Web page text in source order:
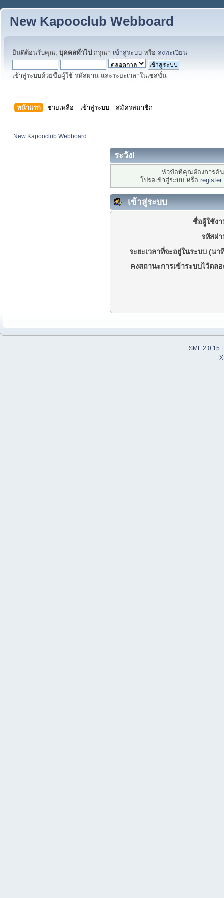
New Kapooclub Webboard
ยินดีต้อนรับคุณ, บุคคลทั่วไป กรุณา เข้าสู่ระบบ หรือ ลงทะเบียน
เข้าสู่ระบบด้วยชื่อผู้ใช้ รหัสผ่าน และระยะเวลาในเซสชั่น
หน้าแรก ช่วยเหลือ เข้าสู่ระบบ สมัครสมาชิก
New Kapooclub Webboard
ระวัง!
หัวข้อที่คุณต้องการค้
โปรดเข้าสู่ระบบ หรือ register
เข้าสู่ระบบ
ชื่อผู้ใช้ง
รหัสผ่
ระยะเวลาที่จะอยู่ในระบบ (นา
คงสถานะการเข้าระบบไว้ตล
SMF 2.0.15